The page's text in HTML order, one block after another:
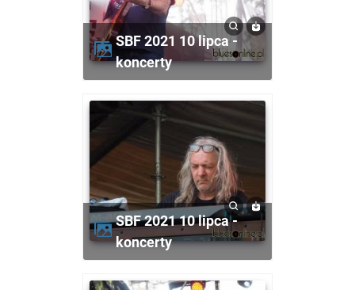
SBF 2021 10 lipca -
koncerty
SBF 2021 10 lipca -
koncerty